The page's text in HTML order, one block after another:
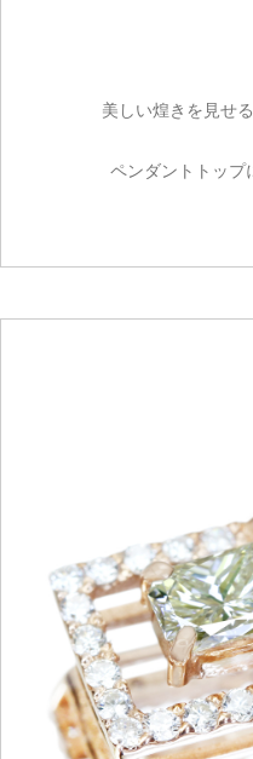
美しい煌きを見せ
ペンダントトップ